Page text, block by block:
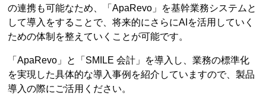
の連携も可能なため、「ApaRevo」を基幹業務システムと
して導入をすることで、将来的にさらにAIを活用していく
ための体制を整えていくことが可能です。
「ApaRevo」と「SMILE 会計」を導入し、業務の標準化
を実現した具体的な導入事例を紹介していますので、製品
導入の際にご活用ください。